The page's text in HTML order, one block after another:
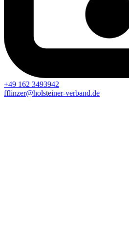
+49 162 3493942
fflinzer@holsteiner-verband.de